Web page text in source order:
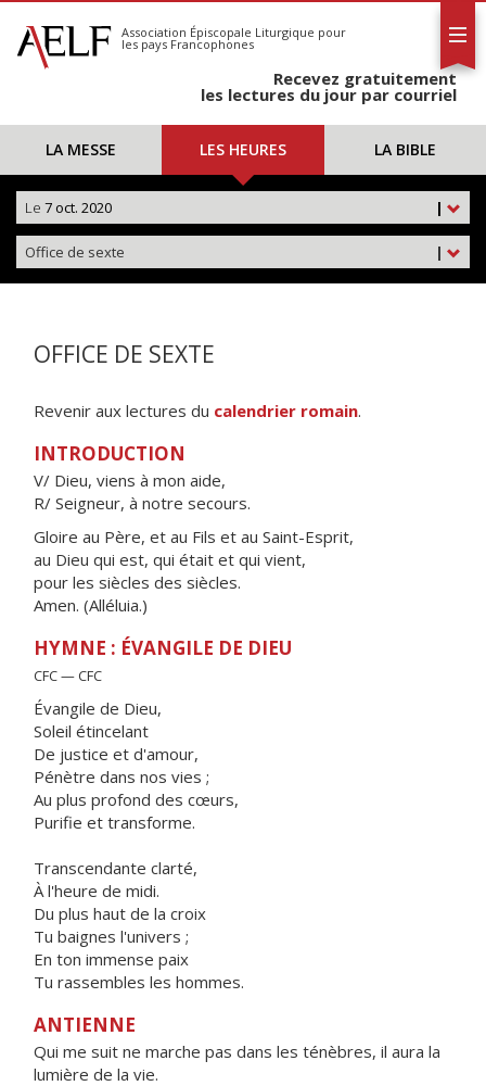
S'abonner
Calendrier
Association Épiscopale Liturgique pour
les pays Francophones
Recevez gratuitement
les lectures du jour par courriel
LA MESSE LES HEURES LA BIBLE
|
Le 7 oct. 2020
|
Office de sexte
OFFICE DE SEXTE
Revenir aux lectures du calendrier romain.
INTRODUCTION
V/ Dieu, viens à mon aide,
R/ Seigneur, à notre secours.
Gloire au Père, et au Fils et au Saint-Esprit,
au Dieu qui est, qui était et qui vient,
pour les siècles des siècles.
Amen. (Alléluia.)
HYMNE : ÉVANGILE DE DIEU
CFC — CFC
Évangile de Dieu,
Soleil étincelant
De justice et d'amour,
Pénètre dans nos vies ;
Au plus profond des cœurs,
Purifie et transforme.
Transcendante clarté,
À l'heure de midi.
Du plus haut de la croix
Tu baignes l'univers ;
En ton immense paix
Tu rassembles les hommes.
ANTIENNE
Qui me suit ne marche pas dans les ténèbres, il aura la
lumière de la vie.